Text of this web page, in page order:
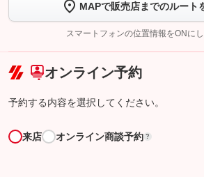
トーク画面で
ボタンをタップして問い
完了してください。
こちら
MAPで販売店までのルート
スマートフォンの位置情報をONに
オンライン予約
予約する内容を選択してください。
来店 オンライン商談予約 ?